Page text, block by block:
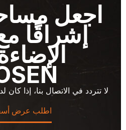
اجعل
إشراقًا
لا تتردد في الاتصال بنا، إذا كان
اطلب عرض